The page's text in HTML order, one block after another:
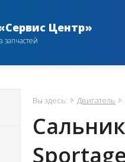
Центр»
запчастей
Вы здесь: Двигатель